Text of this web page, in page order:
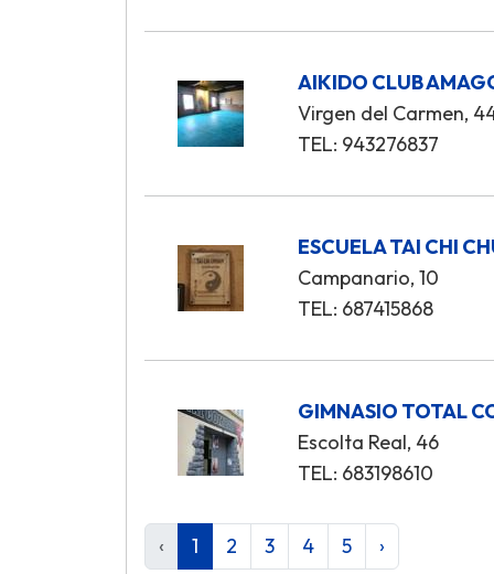
AIKIDO CLUB
Virgen del Carmen,
TEL: 943276837
ESCUELA TAI CHI
Campanario, 10
TEL: 687415868
GIMNASIO TOTAL
Escolta Real, 46
TEL: 683198610
‹ 1 2 3 4 5 ›